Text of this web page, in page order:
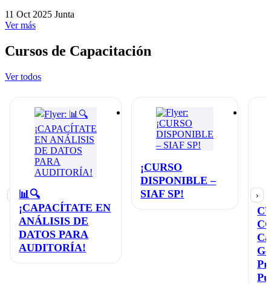
11 Oct 2025 Junta
Ver más
Cursos de Capacitación
Ver todos
📊🔍
¡CAPACÍTATE EN
ANÁLISIS DE
DATOS PARA
AUDITORÍA!
¡CURSO
DISPONIBLE –
SIAF SP!
›